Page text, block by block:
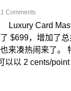
Comments
Luxury Card
$699，增加了
来凑热闹来了。
以以 2 cents/